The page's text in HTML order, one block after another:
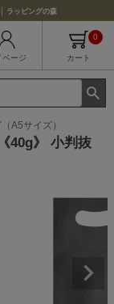
ラッピングの森
ページ カート
0
A5サイズ）
40g》 小判抜